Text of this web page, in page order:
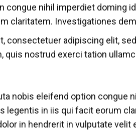
congue nihil imperdiet doming
claritatem. Investigationes
consectetuer adipiscing elit,
quis nostrud exerci tation
nobis eleifend option congue
legentis in iis qui facit eorum
in hendrerit in vulputate